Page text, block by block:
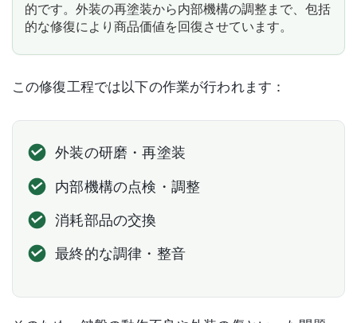
的です。外装の再塗装から内部機構の調整まで、包括
的な修復により商品価値を回復させています。
この修復工程では以下の作業が行われます：
外装の研磨・再塗装
内部機構の点検・調整
消耗部品の交換
最終的な調律・整音